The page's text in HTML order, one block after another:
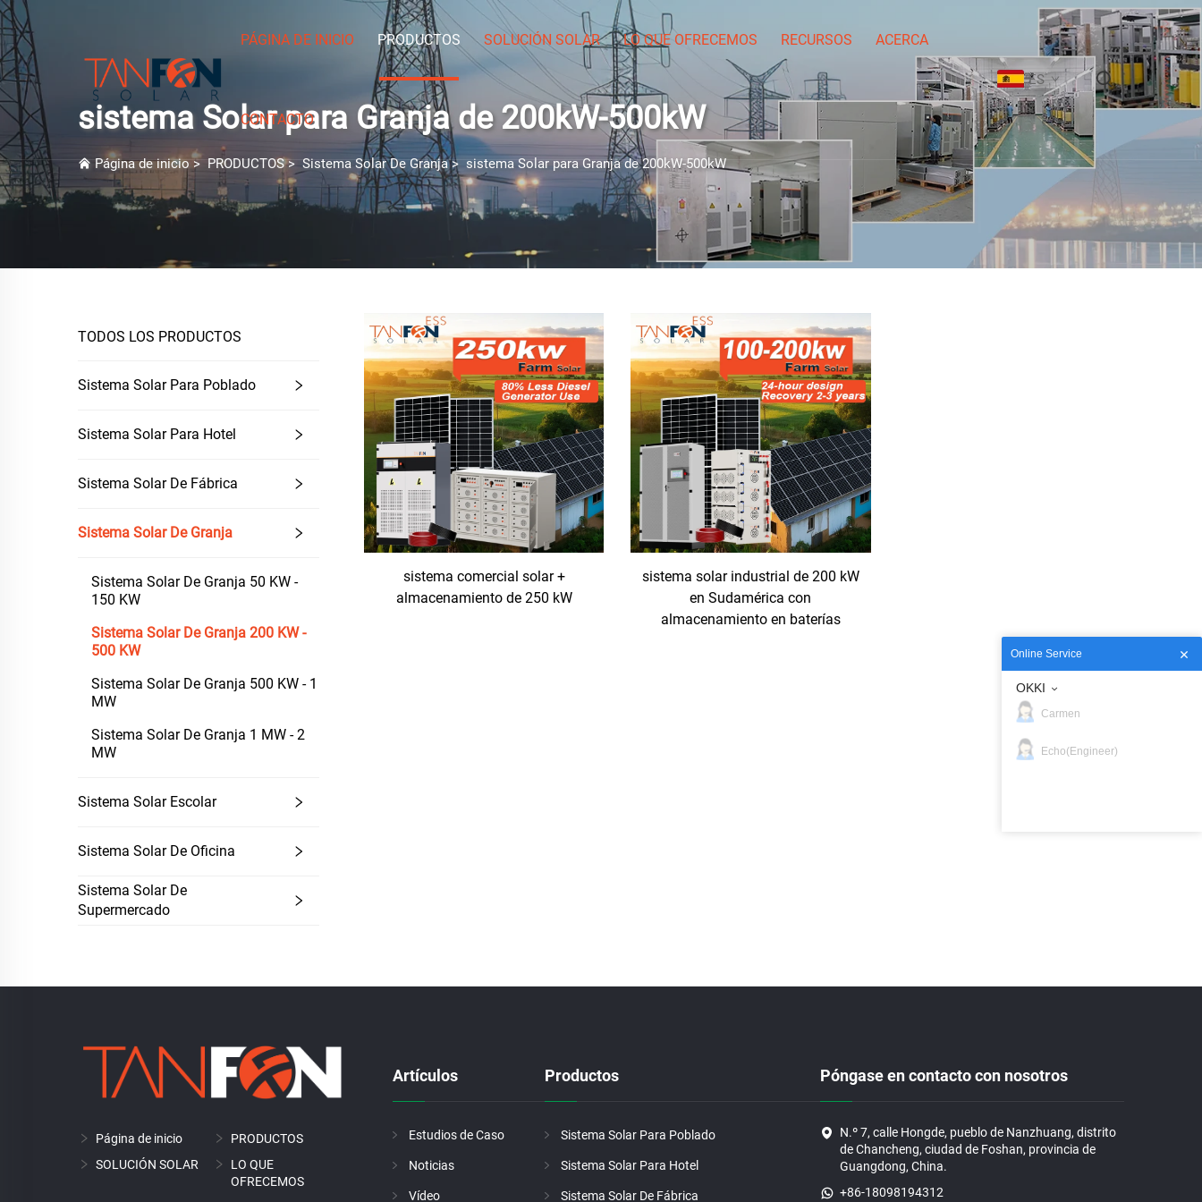
PÁGINA DE INICIO PRODUCTOS SOLUCIÓN SOLAR LO QUE OFRECEMOS RECURSOS ACERCA
CONTACTO
ES
sistema Solar para Granja de 200kW-500kW
Página de inicio>PRODUCTOS>Sistema Solar De Granja> sistema Solar para Granja de 200kW-500kW
TODOS LOS PRODUCTOS
Sistema Solar Para Poblado
Sistema Solar Para Hotel
Sistema Solar De Fábrica
Sistema Solar De Granja
Sistema Solar De Granja 50 KW -
150 KW
Sistema Solar De Granja 200 KW -
500 KW
Sistema Solar De Granja 500 KW - 1
MW
Sistema Solar De Granja 1 MW - 2
MW
Sistema Solar Escolar
Sistema Solar De Oficina
Sistema Solar De
Supermercado
sistema comercial solar +
almacenamiento de 250 kW
sistema solar industrial de 200 kW
en Sudamérica con
almacenamiento en baterías
Página de inicio
PRODUCTOS
SOLUCIÓN SOLAR
LO QUE
OFRECEMOS
Artículos
Estudios de Caso
Noticias
Vídeo
Productos
Sistema Solar Para Poblado
Sistema Solar Para Hotel
Sistema Solar De Fábrica
Póngase en contacto con nosotros
N.º 7, calle Hongde, pueblo de Nanzhuang, distrito
de Chancheng, ciudad de Foshan, provincia de
Guangdong, China.
+86-18098194312
Online Service
OKKI
Carmen
Echo(Engineer)